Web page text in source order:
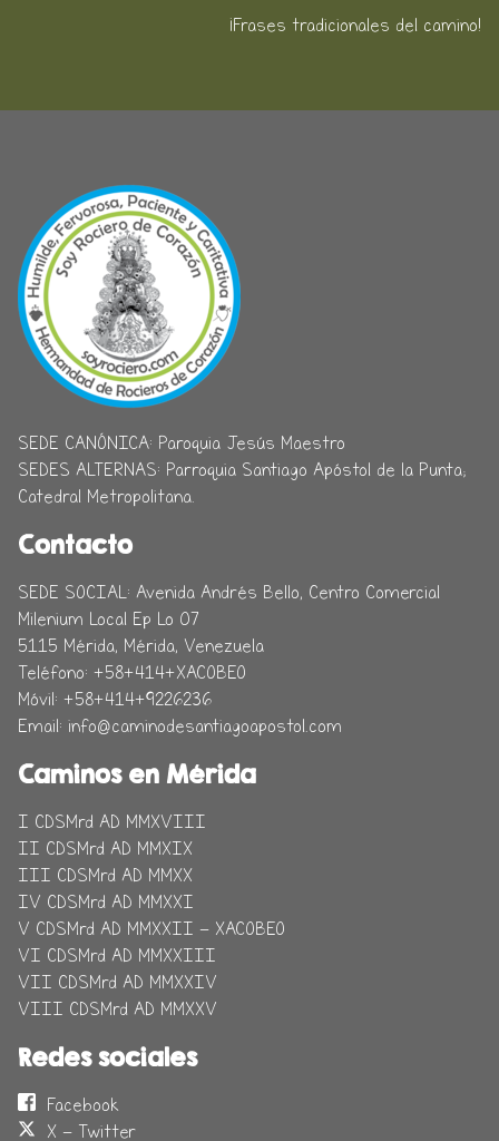
¡Frases tradicionales del camino!
SEDE CANÓNICA: Paroquia Jesús Maestro
SEDES ALTERNAS: Parroquia Santiago Apóstol de la Punta;
Catedral Metropolitana.
Contacto
SEDE SOCIAL: Avenida Andrés Bello, Centro Comercial
Milenium Local Ep Lo 07
5115 Mérida, Mérida, Venezuela
Teléfono: +58+414+XACOBEO
Móvil: +58+414+9226236
Email: info@caminodesantiagoapostol.com
Caminos en Mérida
I CDSMrd AD MMXVIII
II CDSMrd AD MMXIX
III CDSMrd AD MMXX
IV CDSMrd AD MMXXI
V CDSMrd AD MMXXII - XACOBEO
VI CDSMrd AD MMXXIII
VII CDSMrd AD MMXXIV
VIII CDSMrd AD MMXXV
Redes sociales
Facebook
X - Twitter